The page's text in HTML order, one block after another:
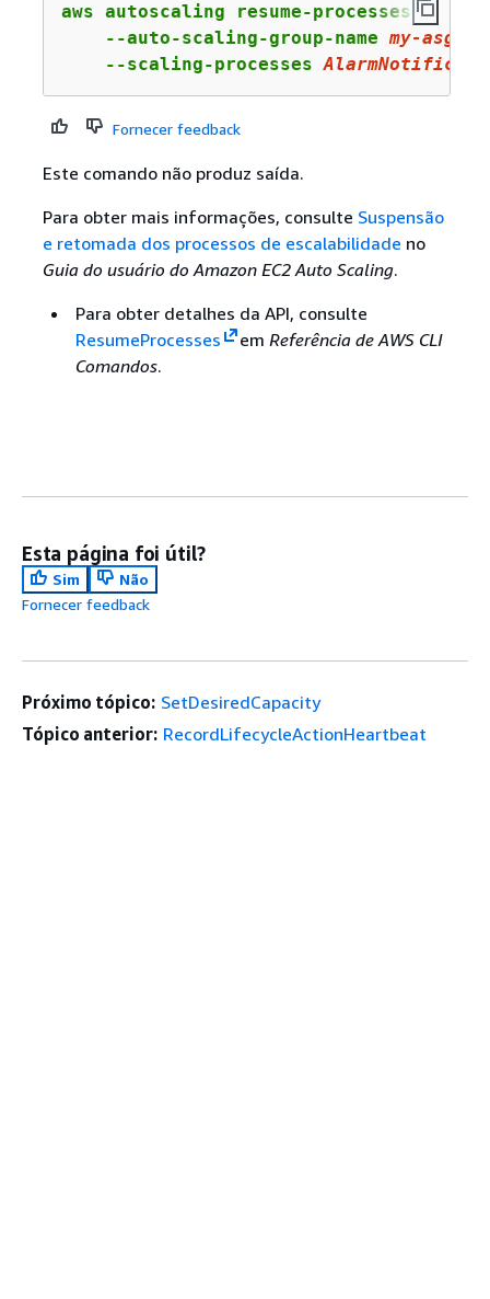
aws autoscaling resume-processes \
    --auto-scaling-group-name
my-asg
    --scaling-processes
Fornecer feedback
Este comando não produz saída.
Para obter mais informações, consulte Suspensão
e retomada dos processos de escalabilidade no
Guia do usuário do Amazon EC2 Auto Scaling.
Para obter detalhes da API, consulte
ResumeProcesses
emReferência de AWS CLI
Comandos.
Esta página foi útil?
Sim
Não
Fornecer feedback
Próximo tópico: SetDesiredCapacity
Tópico anterior: RecordLifecycleActionHeartbeat